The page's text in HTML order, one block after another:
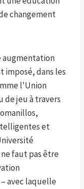
changement
augmentation
imposé, dans les
l'Union
jeu à travers
et
faut pas être
avec laquelle